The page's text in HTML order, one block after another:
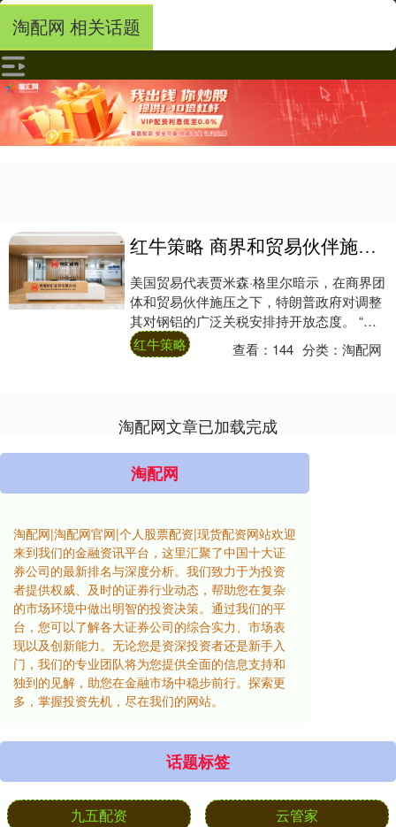
淘配网 相关话题
红牛策略 商界和贸易伙伴施压下 美国贸易代表称对调整钢铝关税持开放态度
美国贸易代表贾米森·格里尔暗示，在商界团
体和贸易伙伴施压之下，特朗普政府对调整
其对钢铝的广泛关税安排持开放态度。 “出
于合规目的，有时可能需要调整某些关税的
适用....
红牛策略 查看： 144 分类：淘配网
淘配网文章已加载完成
淘配网
淘配网|淘配网官网|个人股票配资|现货配资网站欢迎
来到我们的金融资讯平台，这里汇聚了中国十大证
券公司的最新排名与深度分析。我们致力于为投资
者提供权威、及时的证券行业动态，帮助您在复杂
的市场环境中做出明智的投资决策。通过我们的平
台，您可以了解各大证券公司的综合实力、市场表
现以及创新能力。无论您是资深投资者还是新手入
门，我们的专业团队将为您提供全面的信息支持和
独到的见解，助您在金融市场中稳步前行。探索更
多，掌握投资先机，尽在我们的网站。
话题标签
九五配资 云管家